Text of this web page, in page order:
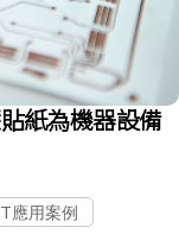
紙為機器設備
應用案例